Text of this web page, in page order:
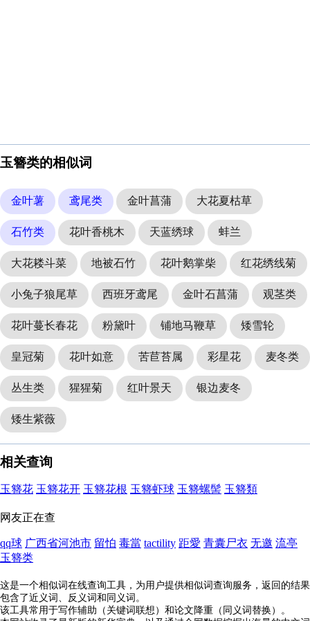
玉簪类的相似词
金叶薯 鸢尾类 金叶菖蒲 大花夏枯草
石竹类 花叶香桃木 天蓝绣球 蚌兰
大花耧斗菜 地被石竹 花叶鹅掌柴 红花绣线菊
小兔子狼尾草 西班牙鸢尾 金叶石菖蒲 观茎类
花叶蔓长春花 粉黛叶 铺地马鞭草 矮雪轮
皇冠菊 花叶如意 苦苣苔属 彩星花 麦冬类
丛生类 猩猩菊 红叶景天 银边麦冬
矮生紫薇
相关查询
玉簪花 玉簪花开 玉簪花根 玉簪虾球 玉簪螺髻 玉簪類
网友正在查
qq球 广西省河池市 留怕 毒當 tactility 距愛 青囊尸衣 无邀 流亭
玉簪类
这是一个相似词在线查询工具，为用户提供相似词查询服务，返回的结果
包含了近义词、反义词和同义词。
该工具常用于写作辅助（关键词联想）和论文降重（同义词替换）。